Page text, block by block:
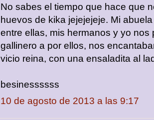
No sabes el tiempo que hace que
huevos de kika jejejejeje. Mi
entre ellas, mis hermanos y yo nos
gallinero a por ellos, nos
vicio reina, con una ensaladita al
besinessssss
10 de agosto de 2013 a las 9:17